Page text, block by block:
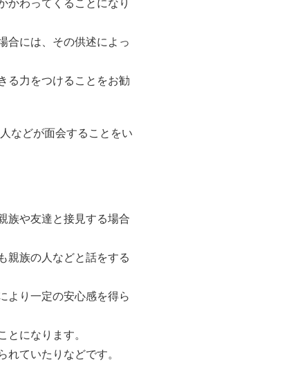
かわってくることになり
合には、その供述によっ
る力をつけることをお勧
などが面会することをい
族や友達と接見する場合
親族の人などと話をする
より一定の安心感を得ら
とになります。
ていたりなどです。